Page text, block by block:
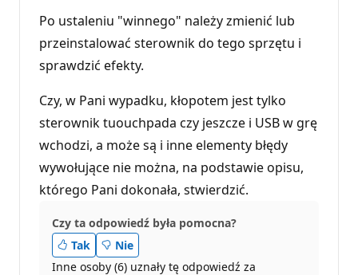
Po ustaleniu "winnego" należy zmienić lub
przeinstalować sterownik do tego sprzętu i
sprawdzić efekty.
Czy, w Pani wypadku, kłopotem jest tylko
sterownik tuouchpada czy jeszcze i USB w grę
wchodzi, a może są i inne elementy błędy
wywołujące nie można, na podstawie opisu,
którego Pani dokonała, stwierdzić.
Czy ta odpowiedź była pomocna?
Tak
Nie
Inne osoby (6) uznały tę odpowiedź za